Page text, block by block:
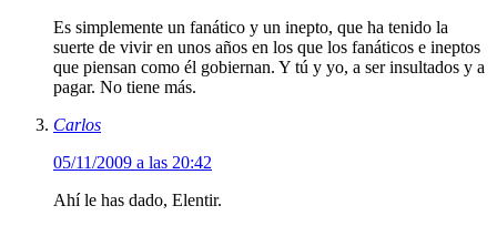
Es simplemente un fanático y un inepto, que ha tenido la
suerte de vivir en unos años en los que los fanáticos e ineptos
que piensan como él gobiernan. Y tú y yo, a ser insultados y a
pagar. No tiene más.
Carlos
05/11/2009 a las 20:42
Ahí le has dado, Elentir.